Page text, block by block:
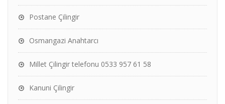
Postane Çilingir
Osmangazi Anahtarcı
Millet Çilingir telefonu 0533 957 61 58
Kanuni Çilingir